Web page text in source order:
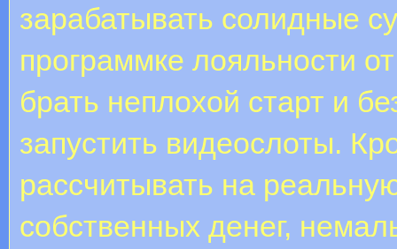
зарабатывать солидные
программке лояльности
брать неплохой старт и
запустить видеослоты.
рассчитывать на
собственных денег,